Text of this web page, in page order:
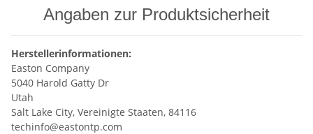
Angaben zur Produktsicherheit
Herstellerinformationen:
Easton Company
5040 Harold Gatty Dr
Utah
Salt Lake City, Vereinigte Staaten, 84116
techinfo@eastontp.com